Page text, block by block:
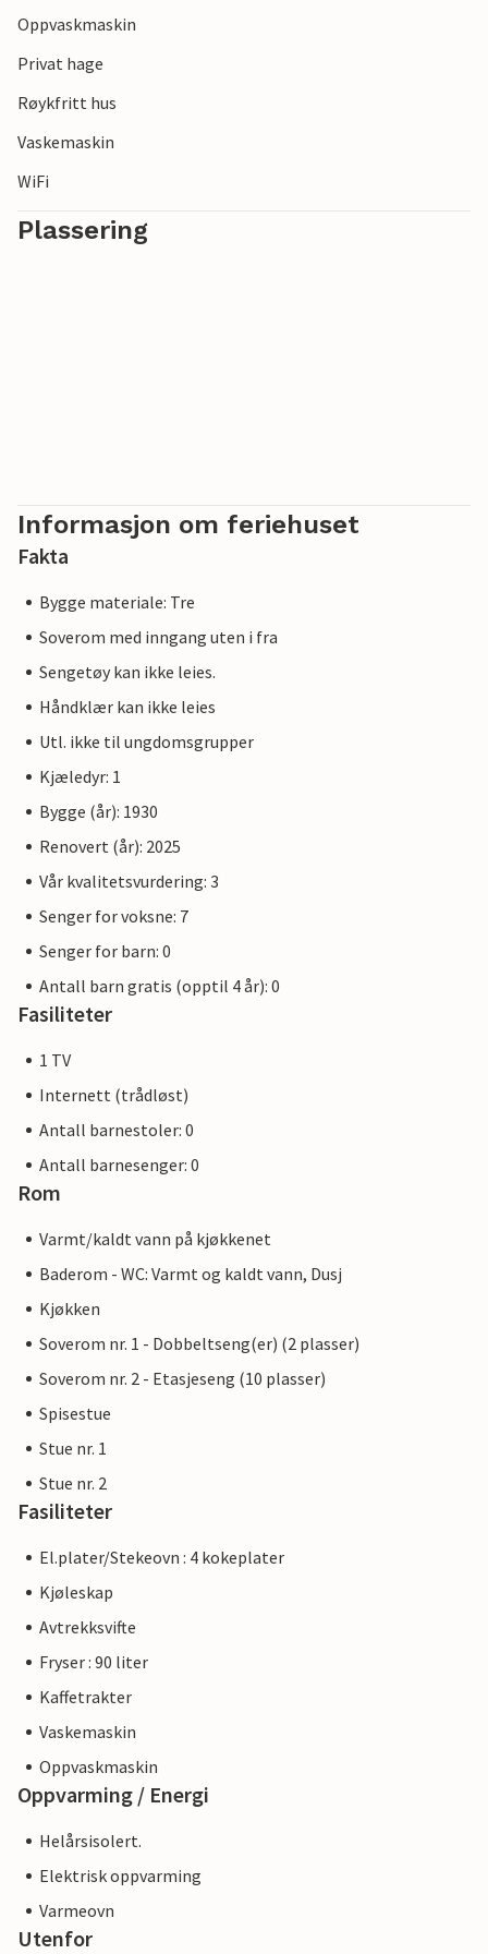
Oppvaskmaskin
Privat hage
Røykfritt hus
Vaskemaskin
WiFi
Plassering
Informasjon om feriehuset
Fakta
Bygge materiale: Tre
Soverom med inngang uten i fra
Sengetøy kan ikke leies.
Håndklær kan ikke leies
Utl. ikke til ungdomsgrupper
Kjæledyr: 1
Bygge (år): 1930
Renovert (år): 2025
Vår kvalitetsvurdering: 3
Senger for voksne: 7
Senger for barn: 0
Antall barn gratis (opptil 4 år): 0
Fasiliteter
1 TV
Internett (trådløst)
Antall barnestoler: 0
Antall barnesenger: 0
Rom
Varmt/kaldt vann på kjøkkenet
Baderom - WC: Varmt og kaldt vann, Dusj
Kjøkken
Soverom nr. 1 - Dobbeltseng(er) (2 plasser)
Soverom nr. 2 - Etasjeseng (10 plasser)
Spisestue
Stue nr. 1
Stue nr. 2
Fasiliteter
El.plater/Stekeovn : 4 kokeplater
Kjøleskap
Avtrekksvifte
Fryser : 90 liter
Kaffetrakter
Vaskemaskin
Oppvaskmaskin
Oppvarming / Energi
Helårsisolert.
Elektrisk oppvarming
Varmeovn
Utenfor